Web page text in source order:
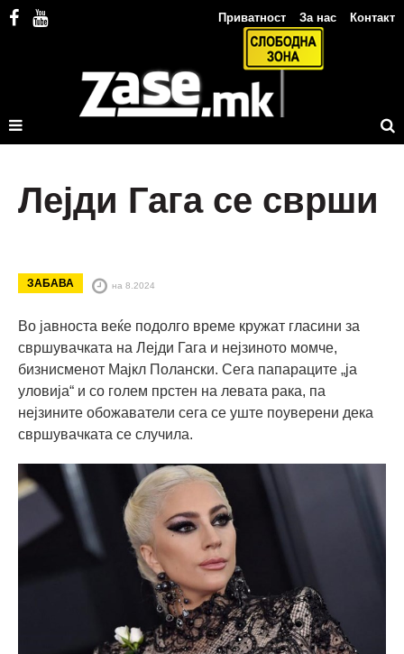
Приватност За нас Контакт
Лејди Гага се сврши
ЗАБАВА на 8.2024
Во јавноста веќе подолго време кружат гласини за
свршувачката на Лејди Гага и нејзиното момче,
бизнисменот Мајкл Полански. Сега папараците „ја
уловија“ и со голем прстен на левата рака, па
нејзините обожаватели сега се уште поуверени дека
свршувачката се случила.